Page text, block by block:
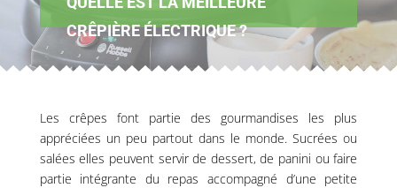
CRÊPIÈRE ÉLECTRIQUE ?
Les crêpes font partie des gourmandises les plus
appréciées un peu partout dans le monde. Sucrées ou
salées elles peuvent servir de dessert, de panini ou faire
partie intégrante du repas accompagné d’une petite